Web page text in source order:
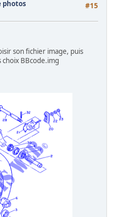
#15
photos
son fichier image, puis
BBcode.img